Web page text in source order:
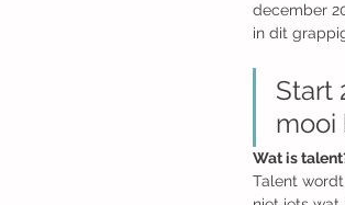
december
in dit
Start
mooi
Wat is
Talent